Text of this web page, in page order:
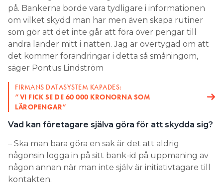
på. Bankerna borde vara tydligare i informationen
om vilket skydd man har men även skapa rutiner
som gör att det inte går att föra över pengar till
andra länder mitt i natten. Jag är övertygad om att
det kommer förändringar i detta så småningom,
säger Pontus Lindström
FIRMANS DATASYSTEM KAPADES:
”VI FICK SE DE 60 000 KRONORNA SOM
LÄROPENGAR”
Vad kan företagare själva göra för att skydda sig?
– Ska man bara göra en sak är det att aldrig
någonsin logga in på sitt bank-id på uppmaning av
någon annan när man inte själv är initiativtagare till
kontakten.